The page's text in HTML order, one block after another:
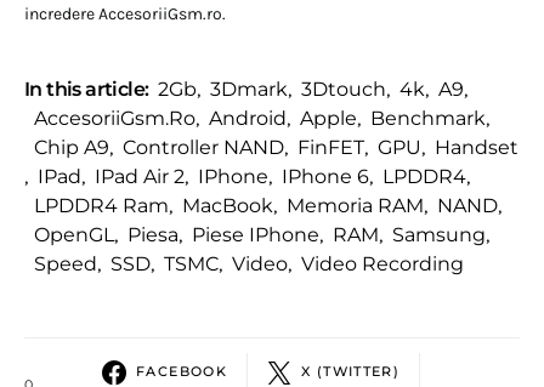
incredere AccesoriiGsm.ro.
In this article: 2Gb, 3Dmark, 3Dtouch, 4k, A9,
AccesoriiGsm.ro, Android, Apple, Benchmark,
Chip A9, Controller NAND, FinFET, GPU, Handset
, IPad, IPad Air 2, IPhone, IPhone 6, LPDDR4,
LPDDR4 Ram, MacBook, Memoria RAM, NAND,
OpenGL, Piesa, Piese IPhone, RAM, Samsung,
Speed, SSD, TSMC, Video, Video Recording
FACEBOOK X (TWITTER)